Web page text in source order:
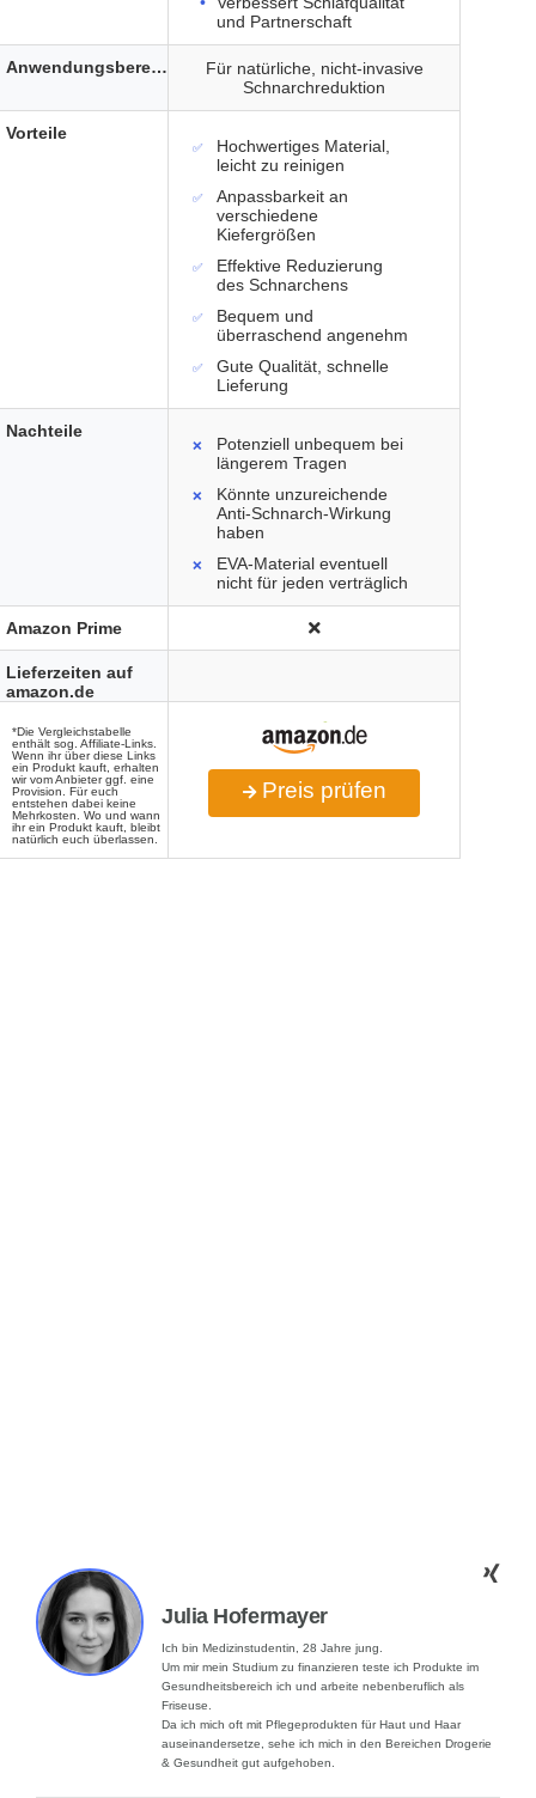
und Partnerschaft
Für natürliche, nicht-invasive
Schnarchreduktion
Hochwertiges Material,
leicht zu reinigen
Anpassbarkeit an
verschiedene
Kiefergrößen
Effektive Reduzierung
des Schnarchens
Bequem und
überraschend angenehm
Gute Qualität, schnelle
Lieferung
Potenziell unbequem bei
längerem Tragen
Könnte unzureichende
Anti-Schnarch-Wirkung
haben
EVA-Material eventuell
nicht für jeden verträglich
Preis prüfen
Anwendungsbereich
Vorteile
Nachteile
Amazon Prime
Lieferzeiten auf
amazon.de
*Die Vergleichstabelle
enthält sog. Affiliate-Links.
Wenn ihr über diese Links
ein Produkt kauft, erhalten
wir vom Anbieter ggf. eine
Provision. Für euch
entstehen dabei keine
Mehrkosten. Wo und wann
ihr ein Produkt kauft, bleibt
natürlich euch überlassen.
Julia Hofermayer
Ich bin Medizinstudentin, 28 Jahre jung.
Um mir mein Studium zu finanzieren teste ich Produkte im
Gesundheitsbereich ich und arbeite nebenberuflich als
Friseuse.
Da ich mich oft mit Pflegeprodukten für Haut und Haar
auseinandersetze, sehe ich mich in den Bereichen Drogerie
& Gesundheit gut aufgehoben.